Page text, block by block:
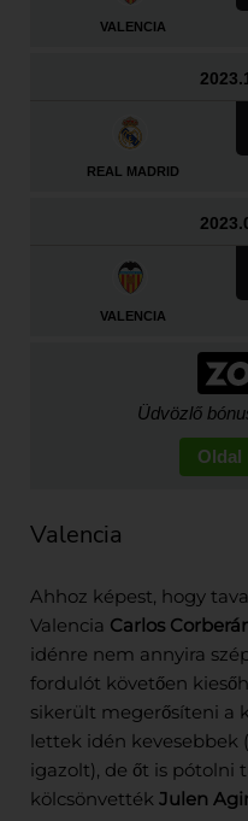
VALENCIA
REAL MADRID
VALENCIA
Üdvözlő
Oldal
Valencia
Ahhoz képest, hogy
Valencia Carlos
idénre nem annyira
fordulót követően
sikerült megerősíteni a
lettek idén kevesebbek
igazolt), de őt is pótolni
kölcsönvették Julen